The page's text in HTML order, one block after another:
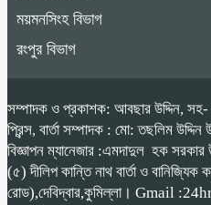
ময়মনসিংহ বিভাগ
রংপুর বিভাগ
সম্পাদক ও প্রকাশক: আবছার উদ্দিন, সহ-
প্রিন্স, বার্তা সম্পাদক : মো: তছলিম
বিজ্ঞাপন ম্যানেজার :এমদাদুল হক সরকার
(৫) দীলিপ কান্তি নাথ বার্তা ও বানিজ্যিক
রোড),দেবিদ্বার,কুমিল্লা। Gmail